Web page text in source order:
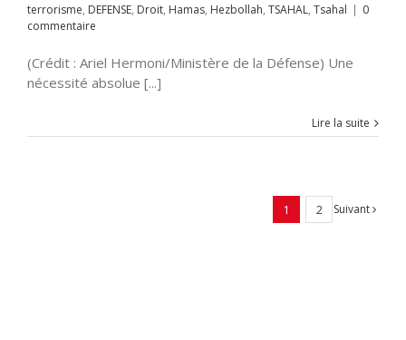
terrorisme, DEFENSE, Droit, Hamas, Hezbollah, TSAHAL, Tsahal | 0
commentaire
(Crédit : Ariel Hermoni/Ministère de la Défense) Une
nécessité absolue [...]
Lire la suite
1 2 Suivant